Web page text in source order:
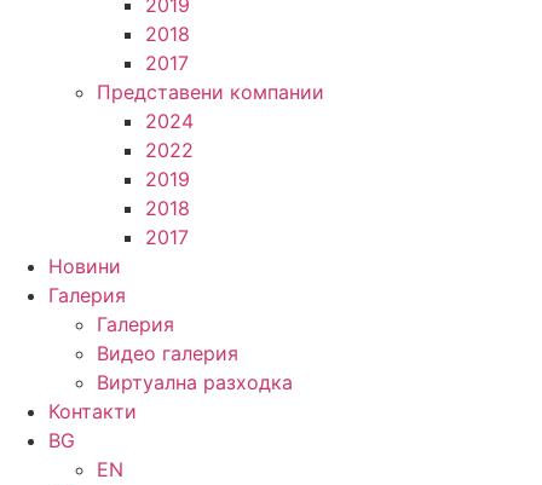
2019
2018
2017
Представени компании
2024
2022
2019
2018
2017
Новини
Галерия
Галерия
Видео галерия
Виртуална разходка
Контакти
BG
EN